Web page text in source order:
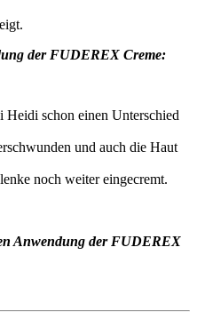
der FUDEREX Creme:
Heidi schon einen Unterschied
und auch die Haut
noch weiter eingecremt.
Anwendung der FUDEREX